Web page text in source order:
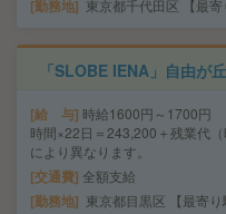
勤務地 東京都千代田区 【最
「SLOBE IENA」自由が
給 与 時給1600円～1700円
時間×22日＝243,200＋残業代
により異なります。
交通費 全額支給
勤務地 東京都目黒区 【最寄